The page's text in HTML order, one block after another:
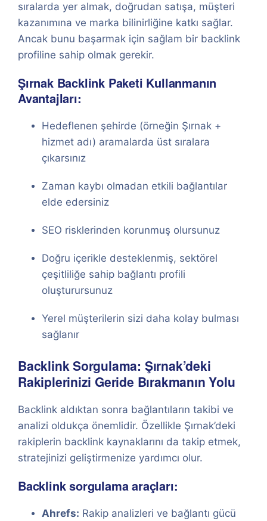
sıralarda yer almak, doğrudan satışa, müşteri
kazanımına ve marka bilinirliğine katkı sağlar.
Ancak bunu başarmak için sağlam bir backlink
profiline sahip olmak gerekir.
Şırnak Backlink Paketi Kullanmanın
Avantajları:
Hedeflenen şehirde (örneğin Şırnak +
hizmet adı) aramalarda üst sıralara
çıkarsınız
Zaman kaybı olmadan etkili bağlantılar
elde edersiniz
SEO risklerinden korunmuş olursunuz
Doğru içerikle desteklenmiş, sektörel
çeşitliliğe sahip bağlantı profili
oluşturursunuz
Yerel müşterilerin sizi daha kolay bulması
sağlanır
Backlink Sorgulama: Şırnak’deki
Rakiplerinizi Geride Bırakmanın Yolu
Backlink aldıktan sonra bağlantıların takibi ve
analizi oldukça önemlidir. Özellikle Şırnak’deki
rakiplerin backlink kaynaklarını da takip etmek,
stratejinizi geliştirmenize yardımcı olur.
Backlink sorgulama araçları:
Ahrefs: Rakip analizleri ve bağlantı gücü